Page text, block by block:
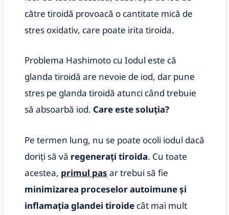
către tiroidă provoacă o cantitate mică de
stres oxidativ, care poate irita tiroida.
Problema Hashimoto cu Iodul este că
glanda tiroidă are nevoie de iod, dar pune
stres pe glanda tiroidă atunci când trebuie
să absoarbă iod. Care este soluția?
Pe termen lung, nu se poate ocoli iodul dacă
doriți să vă regenerați tiroida. Cu toate
acestea, primul pas ar trebui să fie
minimizarea proceselor autoimune și
inflamația glandei tiroide cât mai mult